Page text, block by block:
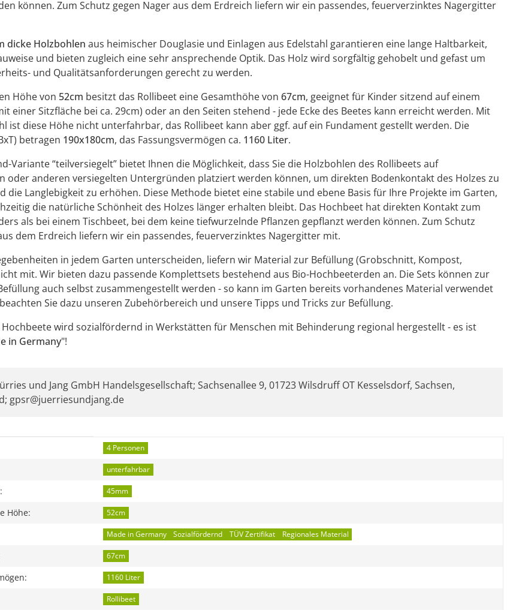
können. Zum Schutz gegen Nager aus dem Erdreich liefern wir ein passendes, feuerverzinktes Nagergitter
dicke Holzbohlen aus heimischer Douglasie und Einlagen aus Edelstahl garantieren eine lange Haltbarkeit,
und bieten zugleich eine sehr ansprechende Optik. Das Holz wird sorgfältig gehobelt und gefast um
und Qualitätsanforderungen gerecht zu werden.
Höhe von 52cm besitzt das Rollibeet eine Gesamthöhe von 67cm, geeignet für Kinder sitzend auf einem
einer Sitzfläche bei ca. 29cm) oder an den Seiten stehend - jede Ecke des Beetes kann erreicht werden. Mit
ist diese Höhe nicht unterfahrbar, das Rollibeet kann aber ggf. auf ein Fundament gestellt werden. Die
betragen 190x180cm, das Fassungsvermögen ca. 1160 Liter.
Variante “teilversiegelt” bietet Ihnen die Möglichkeit, dass Sie die Holzbohlen des Rollibeets auf
oder anderen versiegelten Untergründen platziert werden können, um direkten Bodenkontakt des Holzes zu
die Langlebigkeit zu erhöhen. Diese Methode bietet eine stabile und ebene Basis für Ihre Projekte im Garten,
die natürliche Schönheit des Holzes länger erhalten bleibt. Das Hochbeet hat direkten Kontakt zum
als bei einem Tischbeet, bei dem keine tiefwurzelnde Pflanzen gepflanzt werden können. Zum Schutz
dem Erdreich liefern wir ein passendes, feuerverzinktes Nagergitter mit.
in jedem Garten unterscheiden, liefern wir Material zur Befüllung (Grobschnitt, Kompost,
mit. Wir bieten dazu passende Komplettsets bestehend aus Bio-Hochbeeterden an. Die Sets können zur
auch selbst zusammengestellt werden - so kann im Garten bereits vorhandenes Material verwendet
Sie dazu unseren Zubehörbereich und unsere Tipps und Tricks zur Befüllung.
Hochbeete wird sozialfördernd in Werkstätten für Menschen mit Behinderung regional hergestellt - es ist
in Germany"!
und Jang GmbH Handelsgesellschaft; Sachsenallee 9, 01723 Wilsdruff OT Kesselsdorf, Sachsen,
gpsr@juerriesundjang.de
4 Personen
unterfahrbar
45mm
Höhe: 52cm
Made in Germany Sozialfördernd TÜV Zertifikat Regionales Material
67cm
1160 Liter
Rollibeet